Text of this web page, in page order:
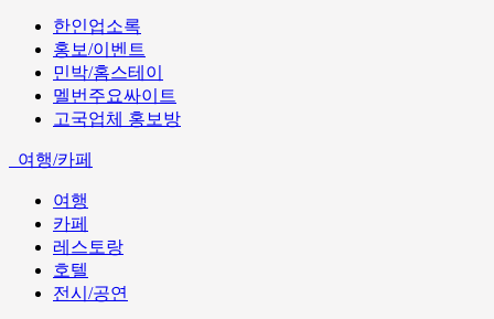
한인업소록
홍보/이벤트
민박/홈스테이
멜번주요싸이트
고국업체 홍보방
여행/카페
여행
카페
레스토랑
호텔
전시/공연